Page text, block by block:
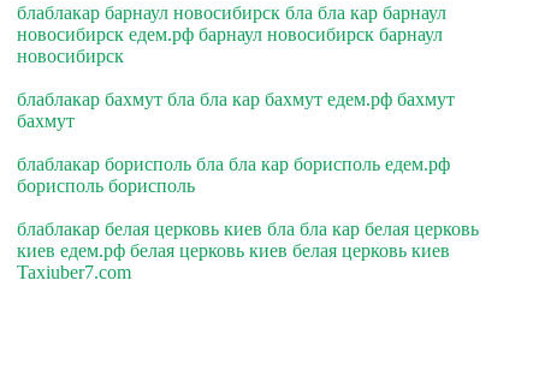
блаблакар барнаул новосибирск бла бла кар барнаул
новосибирск едем.рф барнаул новосибирск барнаул
новосибирск
блаблакар бахмут бла бла кар бахмут едем.рф бахмут
бахмут
блаблакар борисполь бла бла кар борисполь едем.рф
борисполь борисполь
блаблакар белая церковь киев бла бла кар белая церковь
киев едем.рф белая церковь киев белая церковь киев
Taxiuber7.com